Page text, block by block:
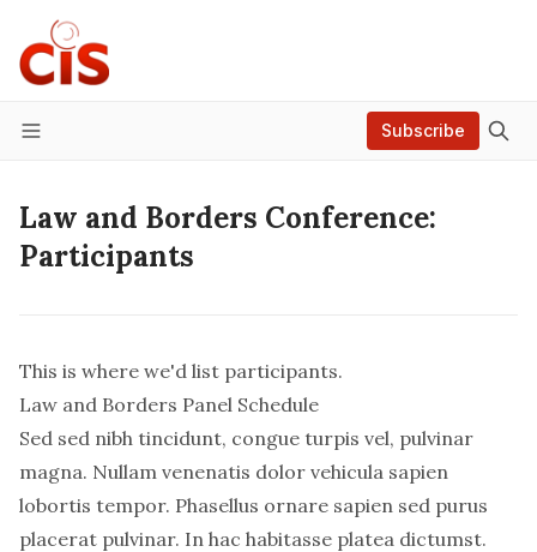
Menu
Subscribe
Law and Borders Conference:
Participants
This is where we'd list participants.
Law and Borders Panel Schedule
Sed sed nibh tincidunt, congue turpis vel, pulvinar
magna. Nullam venenatis dolor vehicula sapien
lobortis tempor. Phasellus ornare sapien sed purus
placerat pulvinar. In hac habitasse platea dictumst.